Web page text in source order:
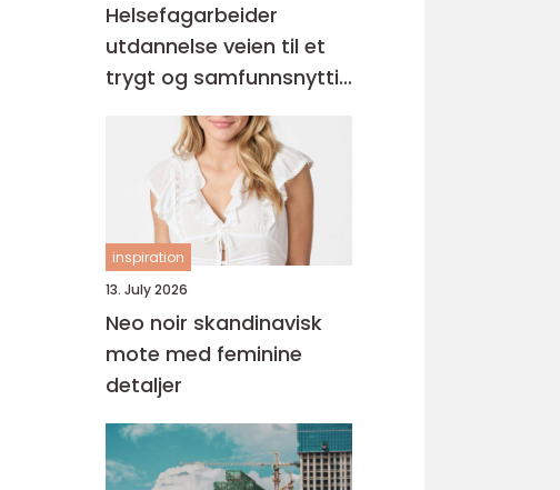
Helsefagarbeider
utdannelse veien til et
trygt og samfunnsnyttig
inspiration
13. July 2026
Neo noir skandinavisk
mote med feminine
detaljer